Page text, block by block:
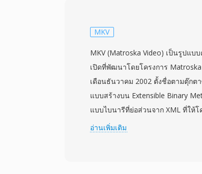
MKV
MKV (Matroska Video) เป็นรูปแบ
เปิดที่พัฒนาโดยโครงการ
เดือนธันวาคม 2002 ตั้งชื่อตามตุ๊กต
แบบสร้างบน Extensible Binary
แบบไบนารีที่ย่อส่วนจาก XML ที่ให้
อนาคต MKV สามารถเก็บแทร็กวิดีโ
อ่านเพิ่มเติม